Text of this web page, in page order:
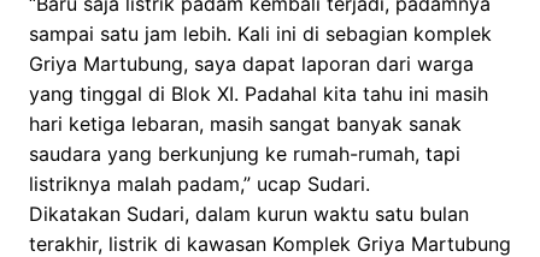
sampai satu jam lebih. Kali ini di sebagian komplek
Griya Martubung, saya dapat laporan dari warga
yang tinggal di Blok XI. Padahal kita tahu ini masih
hari ketiga lebaran, masih sangat banyak sanak
saudara yang berkunjung ke rumah-rumah, tapi
listriknya malah padam,” ucap Sudari.
Dikatakan Sudari, dalam kurun waktu satu bulan
terakhir, listrik di kawasan Komplek Griya Martubung